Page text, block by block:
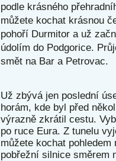
podle krásného
můžete kochat krásnou
pohoří Durmitor a už
údolím do Podgorice.
smět na Bar a Petrovac.
Už zbývá jen poslední
horám, kde byl před
výrazně zkrátil cestu.
po ruce Eura. Z tunelu
můžete kochat
pobřežní silnice